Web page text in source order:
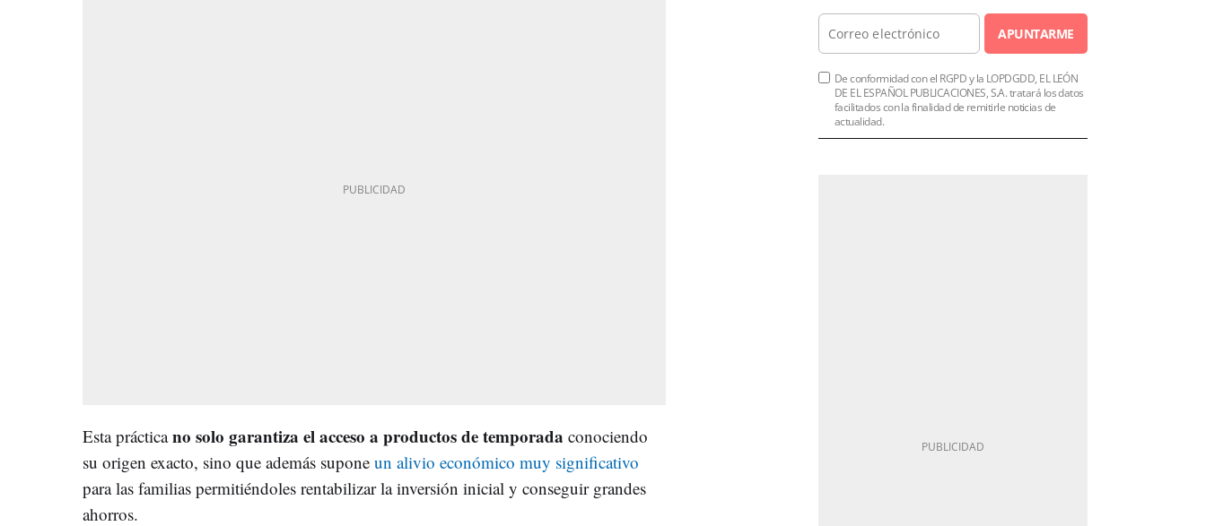
Esta prácticano solo garantiza el acceso a productos de temporada conociendo
su origen exacto, sino que además supone un alivio económico muy significativo
para las familias permitiéndoles rentabilizar la inversión inicial y conseguir grandes
ahorros.
APUNTARME
De conformidad con el RGPD y la LOPDGDD, EL LEÓN
DE EL ESPAÑOL PUBLICACIONES, S.A. tratará los datos
facilitados con la finalidad de remitirle noticias de
actualidad.